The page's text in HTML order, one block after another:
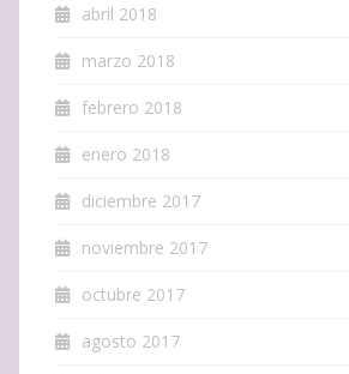
abril 2018
marzo 2018
febrero 2018
enero 2018
diciembre 2017
noviembre 2017
octubre 2017
agosto 2017